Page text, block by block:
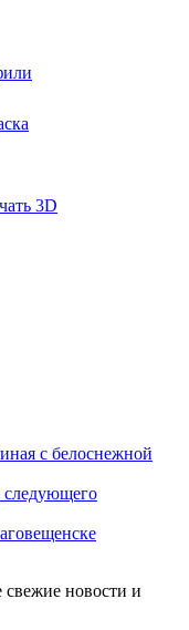
3D
с белоснежной
новости и